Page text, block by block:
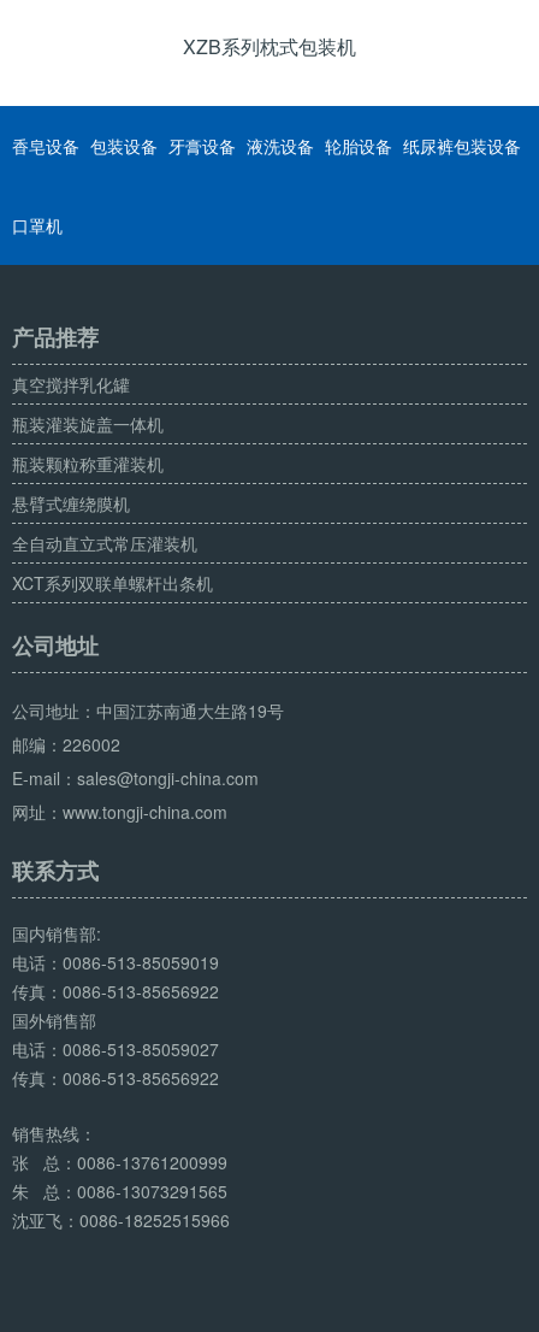
XZB系列枕式包装机
香皂设备 包装设备 牙膏设备 液洗设备 轮胎设备 纸尿裤包装设备
口罩机
产品推荐
真空搅拌乳化罐
瓶装灌装旋盖一体机
瓶装颗粒称重灌装机
悬臂式缠绕膜机
全自动直立式常压灌装机
XCT系列双联单螺杆出条机
公司地址
公司地址：中国江苏南通大生路19号
邮编：226002
E-mail：sales@tongji-china.com
网址：www.tongji-china.com
联系方式
国内销售部:
电话：0086-513-85059019
传真：0086-513-85656922
国外销售部
电话：0086-513-85059027
传真：0086-513-85656922
销售热线：
张 总：0086-13761200999
朱 总：0086-13073291565
沈亚飞：0086-18252515966